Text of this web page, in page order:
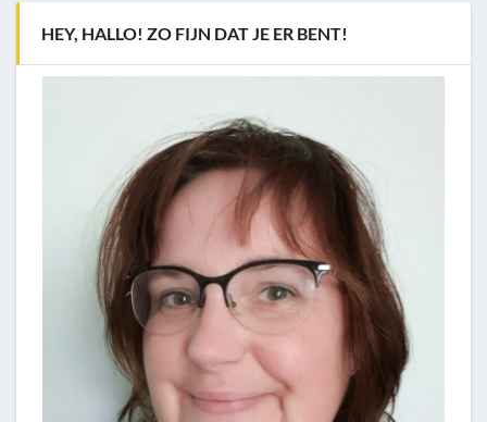
HEY, HALLO! ZO FIJN DAT JE ER BENT!